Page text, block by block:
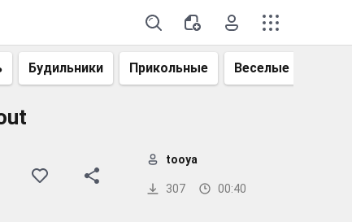
Будильники Прикольные Веселые
307 00:40
tooya